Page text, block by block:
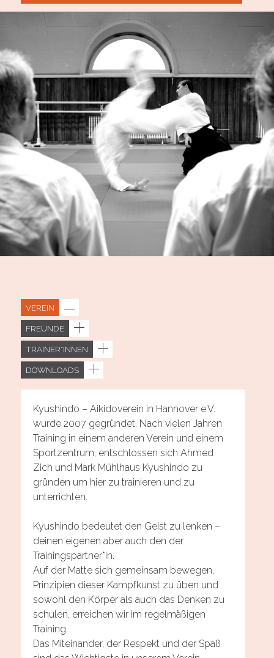
Bilder by: Mark Mühlhaus / attenzione
photographers
VEREIN
FREUNDE
TRAINER*INNEN
DOWNLOADS
Kyushindo – Aikidoverein in Hannover e.V.
wurde 2007 gegründet. Nach vielen Jahren
Training in einem anderen Verein und einem
Sportzentrum, entschlossen sich Ahmed
Zich und Mark Mühlhaus Kyushindo zu
gründen um hier zu trainieren und zu
unterrichten.
Kyushindo bedeutet den Geist zu lenken –
deinen eigenen aber auch den der
Trainingspartner*in.
Auf der Matte sich gemeinsam bewegen,
Prinzipien dieser Kampfkunst zu üben und
sowohl den Körper als auch das Denken zu
schulen, erreichen wir im regelmäßigen
Training.
Das Miteinander, der Respekt und der Spaß